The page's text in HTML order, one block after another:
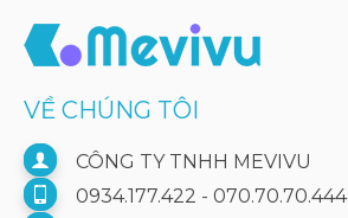
VỀ CHÚNG TÔI
CÔNG TY TNHH MEVIVU
0934.177.422 - 070.70.70.444